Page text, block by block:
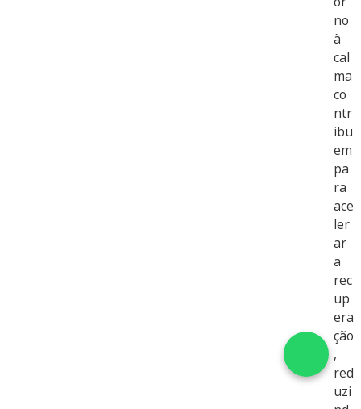
no
à
cal
ma
co
ntr
ibu
em
pa
ra
ace
ler
ar
a
rec
up
era
ção
,
red
uzi